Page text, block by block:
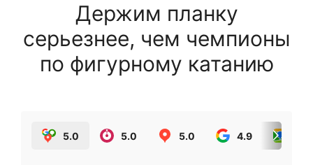
Держим планку
серьезнее, чем чемпионы
по фигурному катанию
5.0 5.0 5.0 4.9